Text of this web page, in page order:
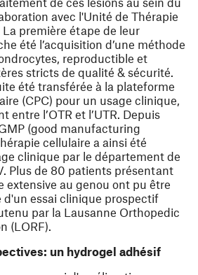
avec l'Unité de Thérapie
La première étape de leur
été l’acquisition d’une méthode
reproductible et
stricts de qualité & sécurité.
été transférée à la plateforme
(CPC) pour un usage clinique,
entre l’OTR et l’UTR. Depuis
(good manufacturing
cellulaire a ainsi été
clinique par le département de
Plus de 80 patients présentant
extensive au genou ont pu être
d'un essai clinique prospectif
par la Lausanne Orthopedic
(LORF).
un hydrogel adhésif